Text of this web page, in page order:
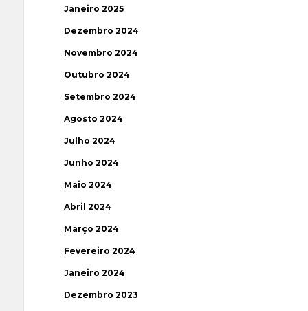
Janeiro 2025
Dezembro 2024
Novembro 2024
Outubro 2024
Setembro 2024
Agosto 2024
Julho 2024
Junho 2024
Maio 2024
Abril 2024
Março 2024
Fevereiro 2024
Janeiro 2024
Dezembro 2023